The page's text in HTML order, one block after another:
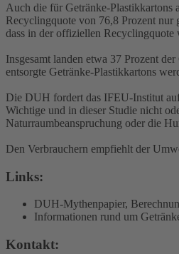
Auch die für Getränke-
Recyclingquote von 76,8 Prozent nur
dass in der offiziellen Recyclingquote
Insgesamt landen etwa 37 Prozent
entsorgte Getränke-Plastikkartons
Die DUH fordert das IFEU-Institut
Wichtige und in dieser Studie nicht
Naturraumbeanspruchung oder die
Den Verbrauchern empfiehlt der
Links:
DUH-Mythenpapier,
Informationen rund um
Kontakt: